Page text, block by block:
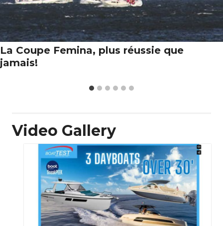
La Coupe Femina, plus réussie que
jamais!
Video Gallery